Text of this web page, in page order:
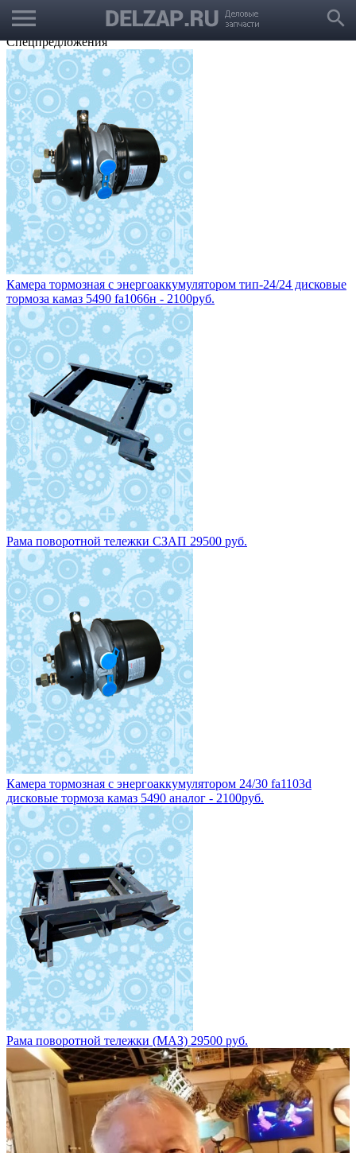
menu search
Выбрать город
Корзина
Заказать звонок
Спецпредложения
Камера тормозная с энергоаккумулятором тип-24/24 дисковые
тормоза камаз 5490 fa1066н - 2100руб.
Рама поворотной тележки СЗАП 29500 руб.
Камера тормозная с энергоаккумулятором 24/30 fa1103d
дисковые тормоза камаз 5490 аналог - 2100руб.
Рама поворотной тележки (МАЗ) 29500 руб.